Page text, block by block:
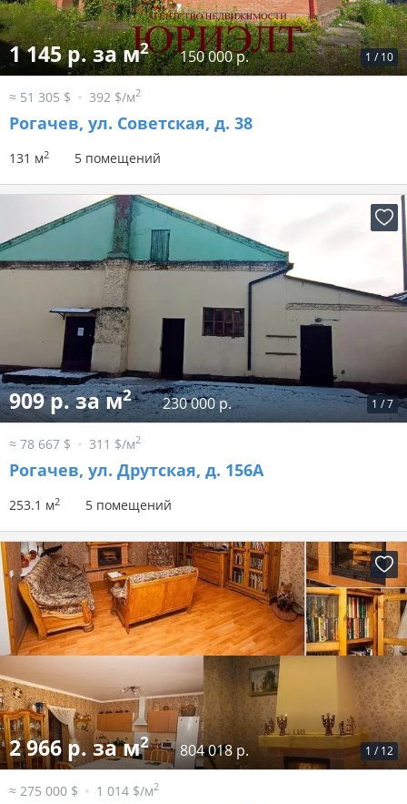
1 / 10
1 145 р. за м2 150 000 р.
≈ 51 305 $ 392 $/м2
Рогачев, ул. Советская, д. 38
131 м2 5 помещений
1 /7
909 р. за м2 230 000 р.
≈ 78 667 $ 311 $/м2
Рогачев, ул. Друтская, д. 156А
253.1 м2 5 помещений
1 / 12
2 966 р. за м2 804 018 р.
≈ 275 000 $ 1 014 $/м2